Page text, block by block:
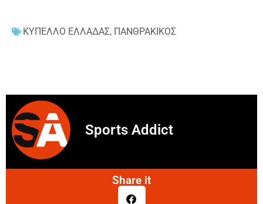
ΚΥΠΕΛΛΟ ΕΛΛΑΔΑΣ, ΠΑΝΘΡΑΚΙΚΟΣ
Sports Addict
Share it